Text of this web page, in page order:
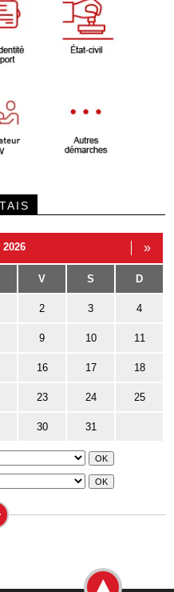
»
V S D
2 3 4
9 10 11
16 17 18
23 24 25
30 31